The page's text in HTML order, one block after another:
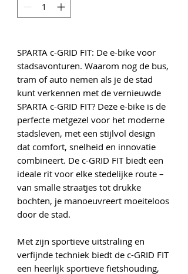
SPARTA c-GRID FIT: De e-bike voor
stadsavonturen. Waarom nog de bus,
tram of auto nemen als je de stad
kunt verkennen met de vernieuwde
SPARTA c-GRID FIT? Deze e-bike is de
perfecte metgezel voor het moderne
stadsleven, met een stijlvol design
dat comfort, snelheid en innovatie
combineert. De c-GRID FIT biedt een
ideale rit voor elke stedelijke route –
van smalle straatjes tot drukke
bochten, je manoeuvreert moeiteloos
door de stad.
Met zijn sportieve uitstraling en
verfijnde techniek biedt de c-GRID FIT
een heerlijk sportieve fietshouding,